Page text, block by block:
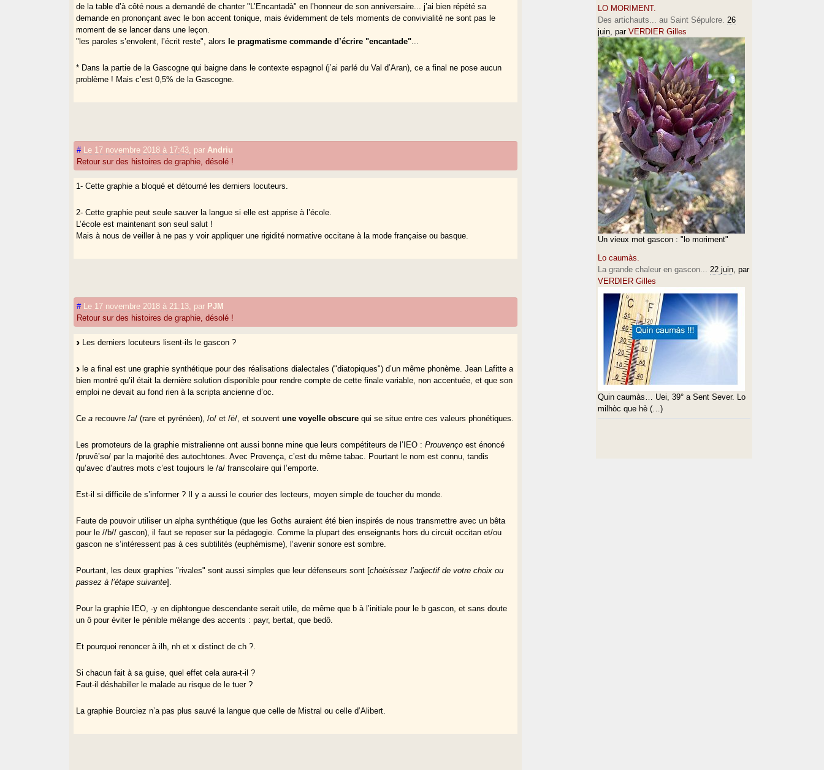
de la table d’à côté nous a demandé de chanter "L’Encantadà" en l’honneur de son anniversaire... j’ai bien répété sa
demande en prononçant avec le bon accent tonique, mais évidemment de tels moments de convivialité ne sont pas le
moment de se lancer dans une leçon.
"les paroles s’envolent, l’écrit reste", alorsle pragmatisme commande d’écrire "encantade"
* Dans la partie de la Gascogne qui baigne dans le contexte espagnol (j’ai parlé du Val d’Aran), ce a final ne pose aucun
problème ! Mais c’est 0,5% de la Gascogne.
# Le 17 novembre 2018 à 17:43 par Andriu
Retour sur des histoires de graphie, désolé !
1- Cette graphie a bloqué et détourné les derniers locuteurs.
2- Cette graphie peut seule sauver la langue si elle est apprise à l’école.
L’école est maintenant son seul salut !
Mais à nous de veiller à ne pas y voir appliquer une rigidité normative occitane à la mode française ou basque.
# Le 17 novembre 2018 à 21:13 par PJM
Retour sur des histoires de graphie, désolé !
Les derniers locuteurs lisent-ils le gascon ?
le a final est une graphie synthétique pour des réalisations dialectales ("diatopiques") d’un même phonème. Jean Lafitte a
bien montré qu’il était la dernière solution disponible pour rendre compte de cette finale variable, non accentuée, et que son
emploi ne devait au fond rien à la scripta ancienne d’oc.
Cea recouvre /a/ (rare et pyrénéen), /o/ et /ë/, et souventune voyelle obscure qui se situe entre ces valeurs phonétiques.
Les promoteurs de la graphie mistralienne ont aussi bonne mine que leurs compétiteurs de l’IEO :Prouvenço est énoncé
/pruvê’so/ par la majorité des autochtones. Avec Provença, c’est du même tabac. Pourtant le nom est connu, tandis
qu’avec d’autres mots c’est toujours le /a/ franscolaire qui l’emporte.
Est-il si difficile de s’informer ? Il y a aussi le courier des lecteurs, moyen simple de toucher du monde.
Faute de pouvoir utiliser un alpha synthétique (que les Goths auraient été bien inspirés de nous transmettre avec un bêta
pour le //b// gascon), il faut se reposer sur la pédagogie. Comme la plupart des enseignants hors du circuit occitan et/ou
gascon ne s’intéressent pas à ces subtilités (euphémisme), l’avenir sonore est sombre.
Pourtant, les deux graphies "rivales" sont aussi simples que leur défenseurs sont [choisissez l’adjectif de votre choix ou
passez à l’étape suivante].
Pour la graphie IEO, -y en diphtongue descendante serait utile, de même que b à l’initiale pour le b gascon, et sans doute
un ô pour éviter le pénible mélange des accents : payr, bertat, que bedô.
Et pourquoi renoncer à ilh, nh et x distinct de ch ?.
Si chacun fait à sa guise, quel effet cela aura-t-il ?
Faut-il déshabiller le malade au risque de le tuer ?
La graphie Bourciez n’a pas plus sauvé la langue que celle de Mistral ou celle d’Alibert.
LO MORIMENT.
Des artichauts... au Saint Sépulcre. 26
juin, par VERDIER Gilles
Un vieux mot gascon : "lo moriment"
Lo caumàs.
La grande chaleur en gascon... 22 juin, par
VERDIER Gilles
Quin caumàs… Uei, 39° a Sent Sever. Lo
milhòc que hè (…)